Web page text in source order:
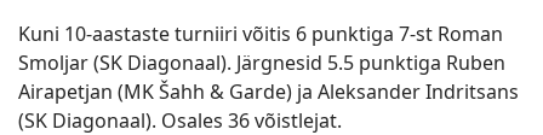
Kuni 10-aastaste turniiri võitis 6 punktiga 7-st Roman
Smoljar (SK Diagonaal). Järgnesid 5.5 punktiga Ruben
Airapetjan (MK Šahh & Garde) ja Aleksander Indritsans
(SK Diagonaal). Osales 36 võistlejat.